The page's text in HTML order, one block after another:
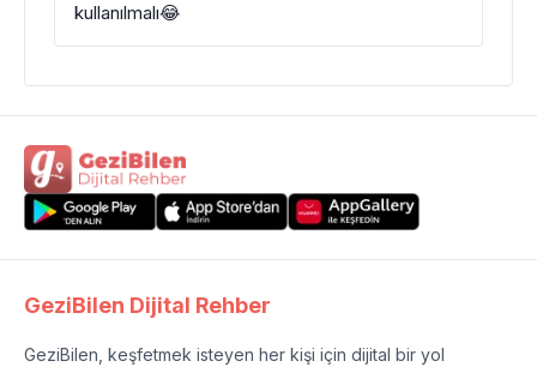
kullanılmalı😂
GeziBilen Dijital Rehber
GeziBilen, keşfetmek isteyen her kişi için dijital bir yol